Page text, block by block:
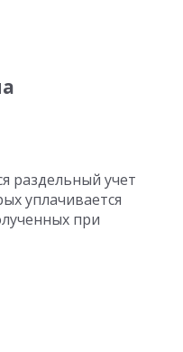
раздельный учет
уплачивается
при